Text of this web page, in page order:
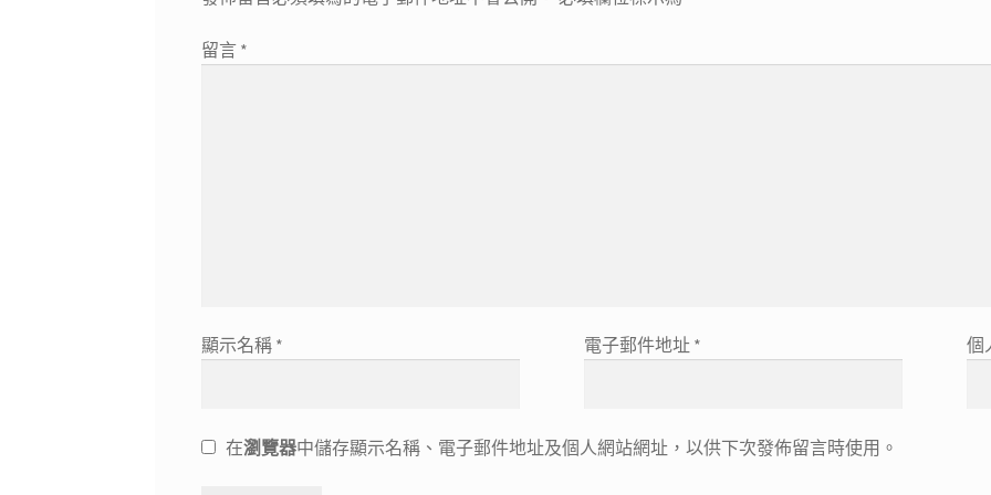
留言 *
顯示名稱 * 電子郵件地址 * 個
在瀏覽器中儲存顯示名稱、電子郵件地址及個人網站網址，以供下次發佈留言時使用。